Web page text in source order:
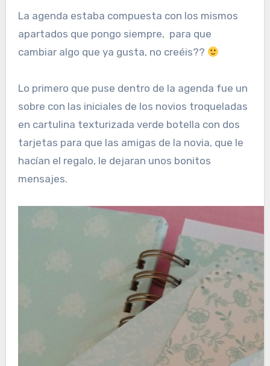
La agenda estaba compuesta con los mismos
apartados que pongo siempre, para que
cambiar algo que ya gusta, no creéis??
Lo primero que puse dentro de la agenda fue un
sobre con las iniciales de los novios troqueladas
en cartulina texturizada verde botella con dos
tarjetas para que las amigas de la novia, que le
hacían el regalo, le dejaran unos bonitos
mensajes.